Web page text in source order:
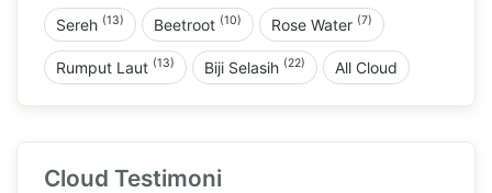
Sereh (13) Beetroot (10) Rose Water (7)
Rumput Laut (13) Biji Selasih (22) All Cloud
Cloud Testimoni